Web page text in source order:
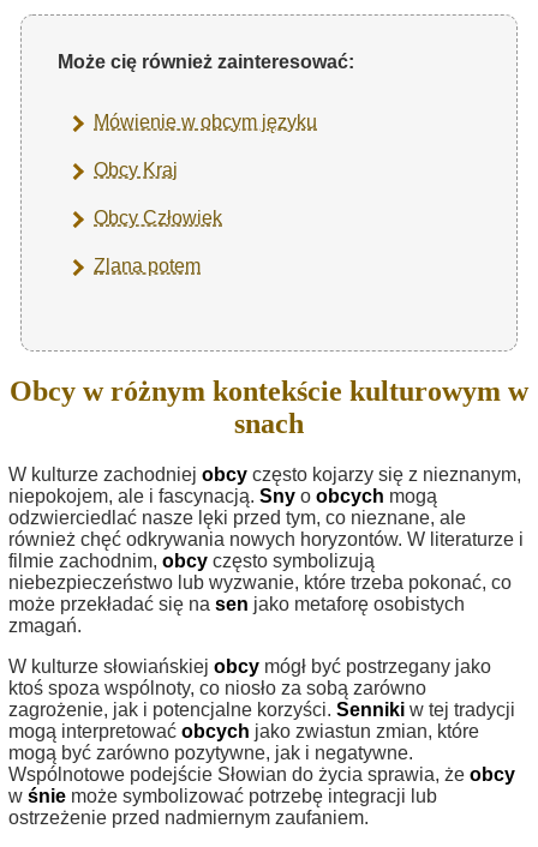
Może cię również zainteresować:
Mówienie w obcym języku
Obcy Kraj
Obcy Człowiek
Zlana potem
Obcy w różnym kontekście kulturowym w
snach
W kulturze zachodniej obcy często kojarzy się z nieznanym,
niepokojem, ale i fascynacją. Sny o obcych mogą
odzwierciedlać nasze lęki przed tym, co nieznane, ale
również chęć odkrywania nowych horyzontów. W literaturze i
filmie zachodnim, obcy często symbolizują
niebezpieczeństwo lub wyzwanie, które trzeba pokonać, co
może przekładać się na sen jako metaforę osobistych
zmagań.
W kulturze słowiańskiej obcy mógł być postrzegany jako
ktoś spoza wspólnoty, co niosło za sobą zarówno
zagrożenie, jak i potencjalne korzyści. Senniki w tej tradycji
mogą interpretować obcych jako zwiastun zmian, które
mogą być zarówno pozytywne, jak i negatywne.
Wspólnotowe podejście Słowian do życia sprawia, że obcy
w śnie może symbolizować potrzebę integracji lub
ostrzeżenie przed nadmiernym zaufaniem.